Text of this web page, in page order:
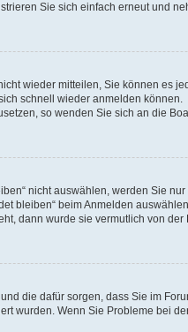
Sie sich einfach erneut und
wieder mitteilen, Sie können es
schnell wieder anmelden können.
so wenden Sie sich an die
nicht auswählen, werden Sie
bleiben“ beim Anmelden
dann wurde sie vermutlich von
die dafür sorgen, dass Sie im
wurden. Wenn Sie Probleme bei